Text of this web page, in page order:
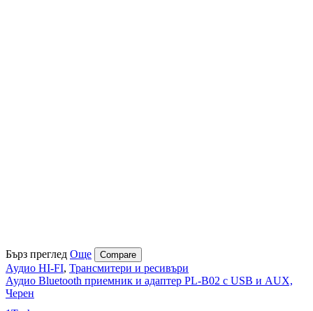
Бърз преглед Още Compare
Аудио HI-FI, Трансмитери и ресивъри
Аудио Bluetooth приемник и адаптер PL-B02 с USB и AUX,
Черен